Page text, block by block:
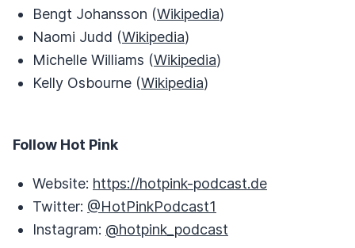
Bengt Johansson (Wikipedia)
Naomi Judd (Wikipedia)
Michelle Williams (Wikipedia)
Kelly Osbourne (Wikipedia)
Follow Hot Pink
Website: https://hotpink-podcast.de
Twitter: @HotPinkPodcast1
Instagram: @hotpink_podcast